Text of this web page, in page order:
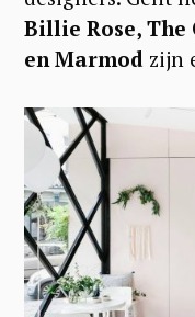
Billie Rose,
en Marmod zijn
S
e
a
r
c